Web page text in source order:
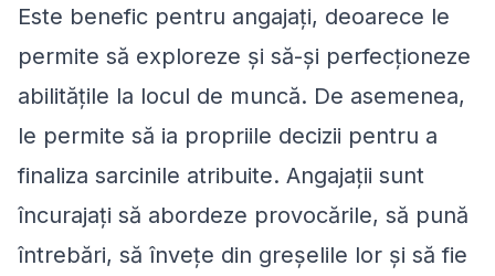
Este benefic pentru angajați, deoarece le
permite să exploreze și să-și perfecționeze
abilitățile la locul de muncă. De asemenea,
le permite să ia propriile decizii pentru a
finaliza sarcinile atribuite. Angajații sunt
încurajați să abordeze provocările, să pună
întrebări, să învețe din greșelile lor și să fie